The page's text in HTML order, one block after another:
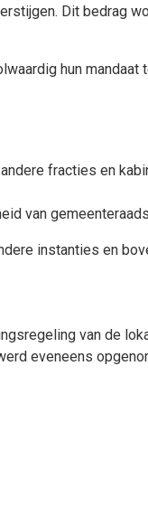
Dit bedrag
hun mandaat
fracties en
van
instanties en
van de
eveneens